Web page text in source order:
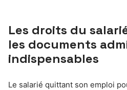
Les droits du
les documents
indispensables
Le salarié quittant son emploi